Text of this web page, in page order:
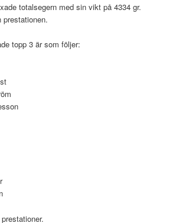
totalsegern med sin vikt på 4334 gr.
topp 3 är som följer: